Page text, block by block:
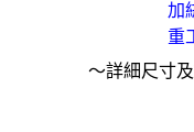
加
重
～詳細尺寸